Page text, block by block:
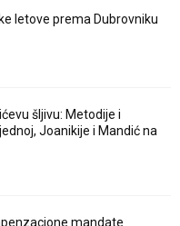
letove prema Dubrovniku
šljivu: Metodije i
Joanikije i Mandić na
mandate